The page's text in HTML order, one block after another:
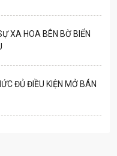
XA HOA BÊN BỜ BIỂN
ĐỦ ĐIỀU KIỆN MỞ BÁN